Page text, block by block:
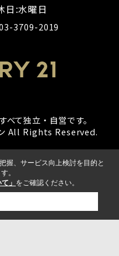
:水曜日
3709-2019
て独立・自営です。
All Rights Reserved.
握、サービス向上検討を目的と
。
」 をご確認ください。